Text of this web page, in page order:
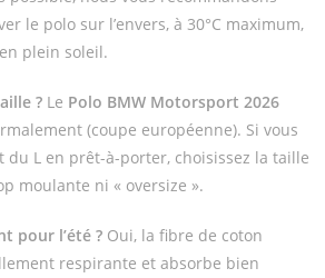
le polo sur l’envers, à 30°C maximum,
plein soleil.
? Le Polo BMW Motorsport 2026
(coupe européenne). Si vous
L en prêt-à-porter, choisissez la taille
moulante ni « oversize ».
pour l’été ? Oui, la fibre de coton
respirante et absorbe bien